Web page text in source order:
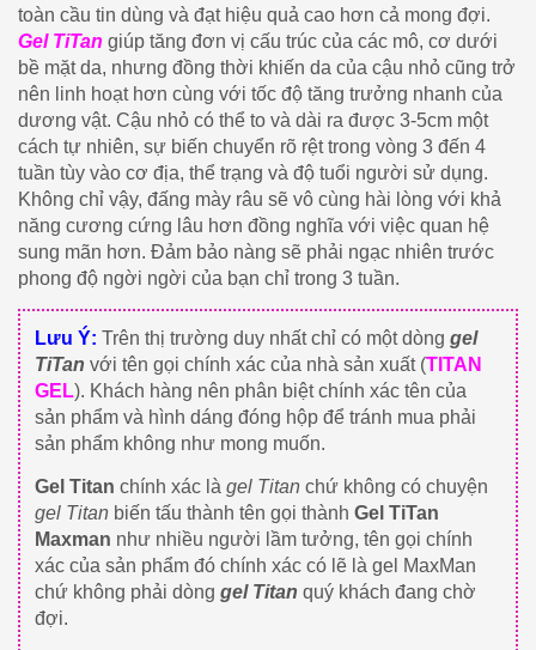
toàn cầu tin dùng và đạt hiệu quả cao hơn cả mong đợi.
Gel TiTan giúp tăng đơn vị cấu trúc của các mô, cơ dưới
bề mặt da, nhưng đồng thời khiến da của cậu nhỏ cũng trở
nên linh hoạt hơn cùng với tốc độ tăng trưởng nhanh của
dương vật. Cậu nhỏ có thể to và dài ra được 3-5cm một
cách tự nhiên, sự biến chuyển rõ rệt trong vòng 3 đến 4
tuần tùy vào cơ địa, thể trạng và độ tuổi người sử dụng.
Không chỉ vậy, đấng mày râu sẽ vô cùng hài lòng với khả
năng cương cứng lâu hơn đồng nghĩa với việc quan hệ
sung mãn hơn. Đảm bảo nàng sẽ phải ngạc nhiên trước
phong độ ngời ngời của bạn chỉ trong 3 tuần.
Lưu Ý: Trên thị trường duy nhất chỉ có một dòng gel
TiTan với tên gọi chính xác của nhà sản xuất (TITAN
GEL). Khách hàng nên phân biệt chính xác tên của
sản phẩm và hình dáng đóng hộp để tránh mua phải
sản phẩm không như mong muốn.
Gel Titan chính xác là gel Titan chứ không có chuyện
gel Titan biến tấu thành tên gọi thành Gel TiTan
Maxman như nhiều người lầm tưởng, tên gọi chính
xác của sản phẩm đó chính xác có lẽ là gel MaxMan
chứ không phải dòng gel Titan quý khách đang chờ
đợi.